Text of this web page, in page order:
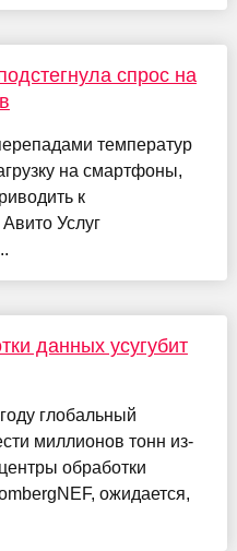
спрос на
температур
на смартфоны,
к
Услуг
данных усугубит
глобальный
миллионов тонн из-
обработки
ожидается,